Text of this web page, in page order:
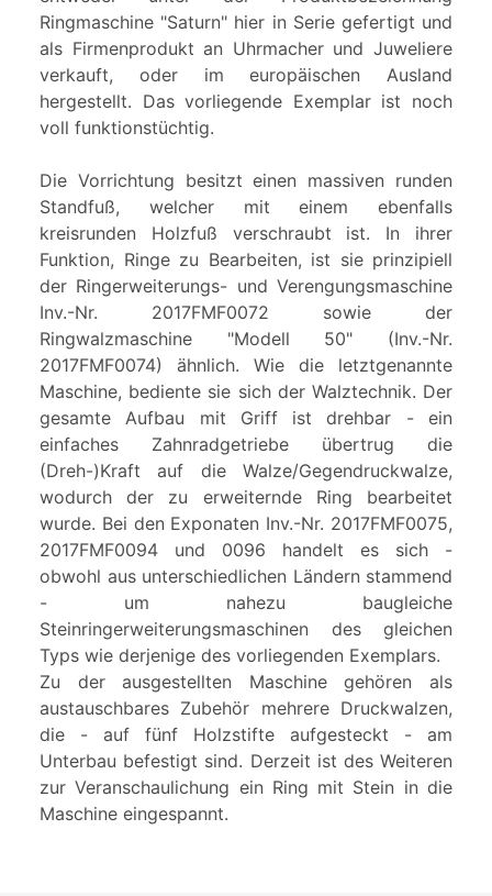
Ringmaschine "Saturn" hier in Serie gefertigt und
als Firmenprodukt an Uhrmacher und Juweliere
verkauft, oder im europäischen Ausland
hergestellt. Das vorliegende Exemplar ist noch
voll funktionstüchtig.
Die Vorrichtung besitzt einen massiven runden
Standfuß, welcher mit einem ebenfalls
kreisrunden Holzfuß verschraubt ist. In ihrer
Funktion, Ringe zu Bearbeiten, ist sie prinzipiell
der Ringerweiterungs- und Verengungsmaschine
Inv.-Nr. 2017FMF0072 sowie der
Ringwalzmaschine "Modell 50" (Inv.-Nr.
2017FMF0074) ähnlich. Wie die letztgenannte
Maschine, bediente sie sich der Walztechnik. Der
gesamte Aufbau mit Griff ist drehbar - ein
einfaches Zahnradgetriebe übertrug die
(Dreh-)Kraft auf die Walze/Gegendruckwalze,
wodurch der zu erweiternde Ring bearbeitet
wurde. Bei den Exponaten Inv.-Nr. 2017FMF0075,
2017FMF0094 und 0096 handelt es sich -
obwohl aus unterschiedlichen Ländern stammend
- um nahezu baugleiche
Steinringerweiterungsmaschinen des gleichen
Typs wie derjenige des vorliegenden Exemplars.
Zu der ausgestellten Maschine gehören als
austauschbares Zubehör mehrere Druckwalzen,
die - auf fünf Holzstifte aufgesteckt - am
Unterbau befestigt sind. Derzeit ist des Weiteren
zur Veranschaulichung ein Ring mit Stein in die
Maschine eingespannt.